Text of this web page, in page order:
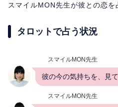
スマイルMON先生が彼との恋を
タロットで占う状況
スマイルMON先生
彼の今の気持ちを、見て
スマイルMON先生